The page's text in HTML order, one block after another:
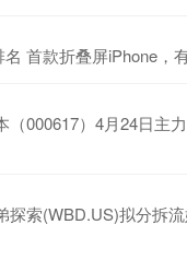
首款折叠屏iPhone，
（000617）4月24日主
探索(WBD.US)拟分拆